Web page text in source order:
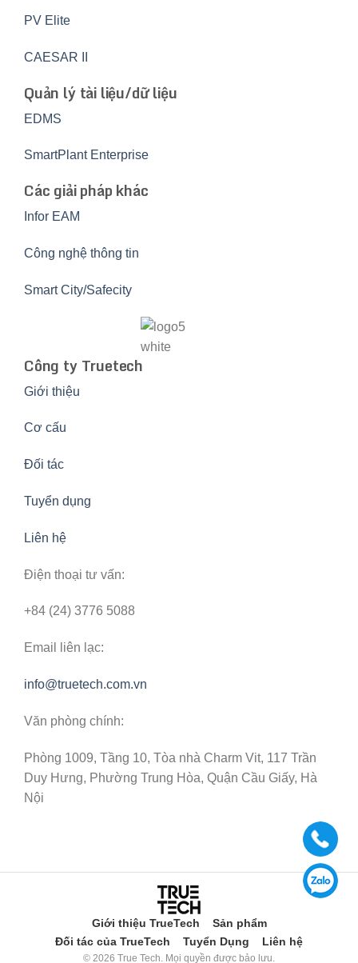
PV Elite
CAESAR II
Quản lý tài liệu/dữ liệu
EDMS
SmartPlant Enterprise
Các giải pháp khác
Infor EAM
Công nghệ thông tin
Smart City/Safecity
Công ty Truetech
Giới thiệu
Cơ cấu
Đối tác
Tuyển dụng
Liên hệ
Điện thoại tư vấn:
+84 (24) 3776 5088
Email liên lạc:
info@truetech.com.vn
Văn phòng chính:
Phòng 1009, Tầng 10, Tòa nhà Charm Vit, 117 Trần
Duy Hưng, Phường Trung Hòa, Quận Cầu Giấy, Hà
Nội
Giới thiệu TrueTech
Sản phẩm
Đối tác của TrueTech
Tuyển Dụng Liên hệ
© 2026 True Tech. Mọi quyền được bảo lưu.